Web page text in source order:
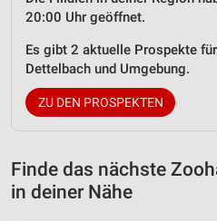
20:00 Uhr geöffnet.
Es gibt 2 aktuelle Prospekte
Dettelbach und Umgebung.
ZU DEN PROSPEKTEN
Finde das nächste
in deiner Nähe